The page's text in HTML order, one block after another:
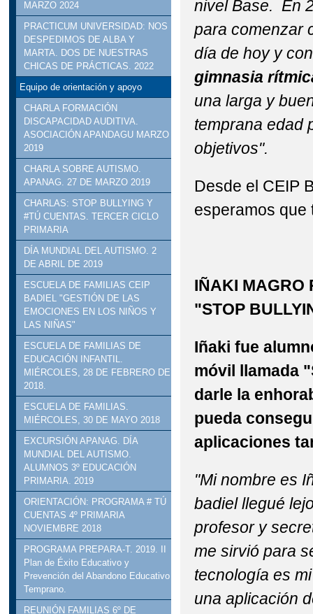
MARZO 2024
PRACTICUM UNIVERSIDAD: NOS
DESPEDIMOS DE ALBA Y
MARTA. DOS DE NUESTRAS
CHICAS DE PRÁCTICAS. 2022
Equipo de orientación y apoyo
CHARLA FORMACIÓN
DISCAPACIDAD AUDITIVA.
ASOCIACIÓN APANDAGU MARZO
2019
CHARLA SOBRE AUTISMO.
APANAG. 27 DE MARZO 2019
CHARLAS: STOP BULLYING Y
#TÚ CUENTAS. TERCER CICLO
PRIMARIA
DÍA MUNDIAL DEL AUTISMO. 2
DE ABRIL DE 2019
ESCUELA DE FAMILIAS CEIP
BADIEL "GESTIÓN DE LAS
EMOCIONES EN LOS NIÑOS Y
LAS NIÑAS"
ESCUELA DE FAMILIAS DE
EDUCACIÓN INFANTIL.
MIÉRCOLES, 28 DE FEBRERO DE
2018.
ESCUELA DE FAMILIAS.
MIÉRCOLES, 30 DE MAYO 2018
EXCURSIÓN APANAG. DÍA
MUNDIAL DEL AUTISMO.
ALUMNOS 3º EDUCACIÓN
PRIMARIA. 2019
ORIENTACIÓN: PROGRAMA # TÚ
CUENTAS 4º PRIMARIA
NOVIEMBRE 2018
PROGRAMA PREPARA-T. 2019. II
Plan de Éxito Educativo y
Prevención del Abandono Educativo
Temprano.
REUNIÓN FAMILIAS 6º DE
nivel Base. En
para comenzar
día de hoy y
gimnasia
una larga y
temprana edad
objetivos".
Desde el CEIP
esperamos que
IÑAKI MAGRO
"STOP
Iñaki fue
móvil llamada
darle la
pueda
aplicaciones
"Mi nombre es
badiel llegué
profesor y
me sirvió para
tecnología es
una aplicación